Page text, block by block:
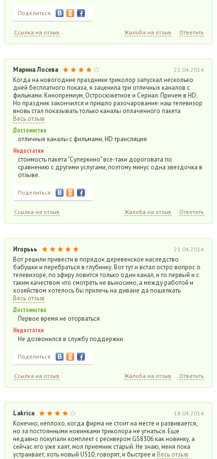
Поделиться:
Ссылка на отзыв Жалоба на отзыв Ответить
Марина Лосева 21.04.2014
Когда на новогодние праздники триколор запускал несколько
дней бесплатного показа, я заценила три отличных каналов с
фильмами: Кинопремиум, Остросюжетное и Сериал. Причем в HD.
Но праздник закончился и пришло разочарование: наш телевизор
вновь стал показывать только каналы оплаченного пакета
Весь отзыв
Достоинства
отличные каналы с фильмами, HD трансляция
Недостатки
стоимость пакета "Суперкино" все-таки дороговата по
сравнению с другими услугами, поэтому минус одна звездочка в
отзыве.
Поделиться:
Ссылка на отзыв Жалоба на отзыв Ответить
Игорььь 21.04.2014
Вот решили привести в порядок деревенское наследство
бабушки и перебраться в глубинку. Вот тут и встал остро вопрос о
телевизоре, по эфиру ловится только один канал, и то первый и с
таким качеством что смотреть не выносимо, а между работой и
хозяйством хотелось бы прилечь на диване да пощелкать
Весь отзыв
Достоинства
Первое время не оторваться
Недостатки
Не дозвонился в службу поддержки
Поделиться:
Ссылка на отзыв Жалоба на отзыв Ответить
Lakrica 18.04.2014
Конечно, неплохо, когда фирма не стоит на месте и развивается,
но за постоянными новинками триколора не угнаться. Еще
недавно покупали комплект с ресивером GS8306 как новинку, а
сейчас его уже хаят, мол приемник старый. Не знаю, меня пока
устраивает, хоть новый U510, говорят, и быстрее и Весь отзыв